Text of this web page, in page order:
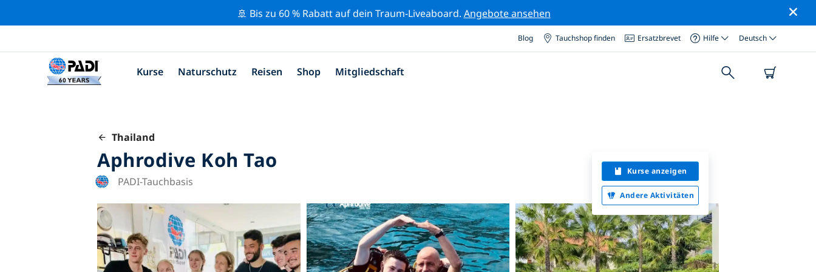
🚢 Bis zu 60 % Rabatt auf dein Traum-Liveaboard. Angebote ansehen
Blog Tauchshop finden Ersatzbrevet Hilfe Deutsch
Kurse Naturschutz Reisen Shop Mitgliedschaft
Thailand
Aphrodive Koh Tao
PADI-Tauchbasis
Kurse anzeigen
Andere Aktivitäten